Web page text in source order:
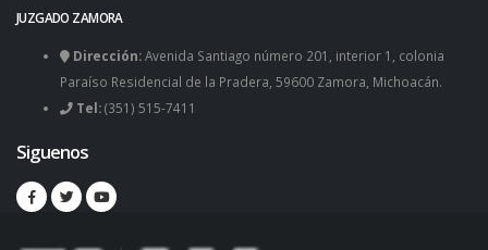
JUZGADO ZAMORA
Dirección:Avenida Santiago número 201, interior 1, colonia
Paraíso Residencial de la Pradera, 59600 Zamora, Michoacán.
Tel:(351) 515-7411
Siguenos